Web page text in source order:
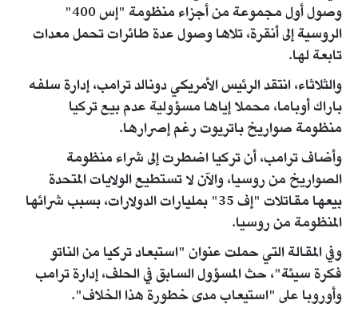
وصول أول مجموعة من أجزاء منظومة "إس 400"
الروسية إلى أنقرة، تلاها وصول عدة طائرات تحمل معدات
تابعة لها.
والثلاثاء، انتقد الرئيس الأمريكي دونالد ترامب، إدارة سلفه
باراك أوباما، محملا إياها مسؤولية عدم بيع تركيا
منظومة صواريخ باتريوت رغم إصرارها.
وأضاف ترامب، أن تركيا اضطرت إلى شراء منظومة
الصواريخ من روسيا، والآن لا تستطيع الولايات المتحدة
بيعها مقاتلات "إف 35" بمليارات الدولارات، بسبب شرائها
المنظومة من روسيا.
وفي المقالة التي حملت عنوان "استبعاد تركيا من الناتو
فكرة سيئة"، حث المسؤول السابق في الحلف، إدارة ترامب
وأوروبا على "استيعاب مدى خطورة هذا الخلاف".